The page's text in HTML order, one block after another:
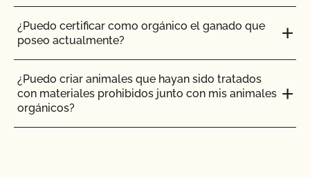
¿Qué norma Primus GFS es la mejor para mi
¿Puedo certificar como orgánico el ganado que
poseo actualmente?
¿Puedo criar animales que hayan sido tratados
con materiales prohibidos junto con mis animales
orgánicos?